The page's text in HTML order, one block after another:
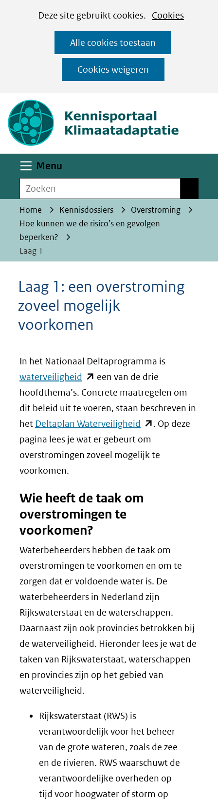
CookiesDeze site gebruikt cookies. Cookies
op
deze
website
worden
toegestaan
geweigerd.
Alle cookies toestaan
Cookies weigeren
Ga
naar
de
inhoud
Menu
Zoeken
Home Kennisdossiers
Overstroming
Hoe kunnen we de risico’s en gevolgen
beperken?
Laag 1
Laag 1: een overstroming
zoveel mogelijk
voorkomen
In het Nationaal Deltaprogramma is
waterveiligheid (opent
in
nieuw
venster)
(verwijst
naar
website)
een van de drie
hoofdthema’s. Concrete maatregelen om
dit beleid uit te voeren, staan beschreven in
het Deltaplan Waterveiligheid (opent
in
nieuw
naar
website)
. Op deze
pagina lees je wat er gebeurt om
overstromingen zoveel mogelijk te
voorkomen.
Wie heeft de taak om
overstromingen te
voorkomen?
Waterbeheerders hebben de taak om
overstromingen te voorkomen en om te
zorgen dat er voldoende water is. De
waterbeheerders in Nederland zijn
Rijkswaterstaat en de waterschappen.
Daarnaast zijn ook provincies betrokken bij
de waterveiligheid. Hieronder lees je wat de
taken van Rijkswaterstaat, waterschappen
en provincies zijn op het gebied van
waterveiligheid.
Rijkswaterstaat (RWS) is
verantwoordelijk voor het beheer
van de grote wateren, zoals de zee
en de rivieren. RWS waarschuwt de
verantwoordelijke overheden op
tijd voor hoogwater of storm op